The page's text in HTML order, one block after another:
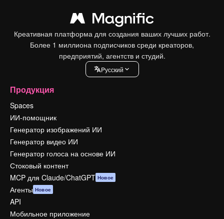
Креативная платформа для создания ваших лучших работ.
Более 1 миллиона подписчиков среди креаторов,
предприятий, агентств и студий.
Pусский
Продукция
Spaces
ИИ-помощник
Генератор изображений ИИ
Генератор видео ИИ
Генератор голоса на основе ИИ
Стоковый контент
MCP для Claude/ChatGPT Новое
Агенты Новое
API
Мобильное приложение